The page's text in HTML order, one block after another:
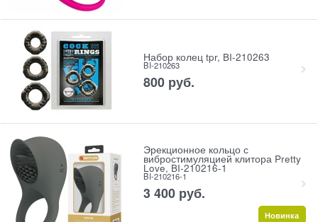
Набор колец tpr, BI-210263
BI-210263
800 руб.
Эрекционное кольцо с
вибростимуляцией клитора Pretty
Love, BI-210216-1
BI-210216-1
3 400 руб.
Новинка